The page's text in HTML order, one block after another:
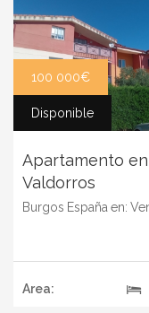
100 000€
Disponible
Apartamento en
Valdorros
Burgos España en:
Area: